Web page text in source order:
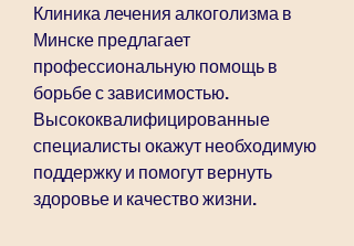
Клиника лечения алкоголизма в
Минске предлагает
профессиональную помощь в
борьбе с зависимостью.
Высококвалифицированные
специалисты окажут необходимую
поддержку и помогут вернуть
здоровье и качество жизни.